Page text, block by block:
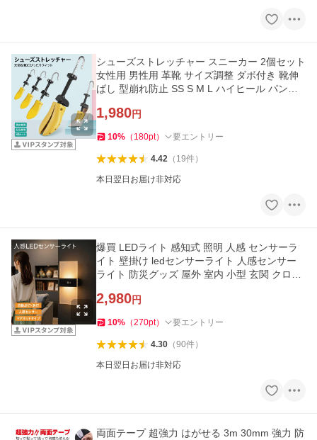
シューズストレッチャー スニーカー 2個セット
女性用 男性用 革靴 サイズ調整 ダボ付き 靴伸
ばし 型崩れ防止 SS S M L ハイヒール パンプ
1,980円
10% （ 180pt） 要エントリー
4.42（ 19件）
本日翌日お届け非対応
爆買 LEDライト 感知式 照明 人感 センサーラ
イト 壁掛け ledセンサーライト 人感センサー
ライト 防災グッズ 屋外 室内 小型 玄関 クロー
2,980円
10% （270pt） 要エントリー
4.30（90件）
本日翌日お届け非対応
両面テープ 超強力 はがせる 3m 30mm 強力 防